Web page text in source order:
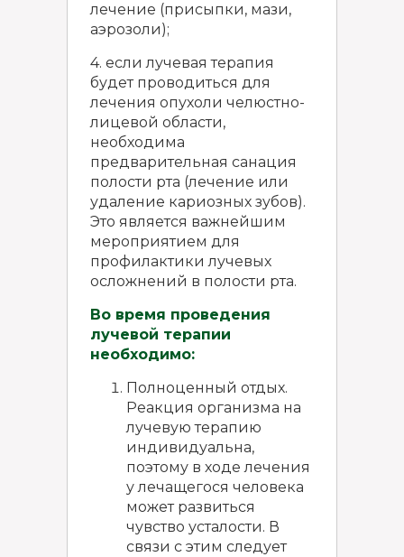
лечение (присыпки, мази,
аэрозоли);
4. если лучевая терапия
будет проводиться для
лечения опухоли челюстно-
лицевой области,
необходима
предварительная санация
полости рта (лечение или
удаление кариозных зубов).
Это является важнейшим
мероприятием для
профилактики лучевых
осложнений в полости рта.
Во время проведения
лучевой терапии
необходимо:
Полноценный отдых.
Реакция организма на
лучевую терапию
индивидуальна,
поэтому в ходе лечения
у лечащегося человека
может развиться
чувство усталости. В
связи с этим следует